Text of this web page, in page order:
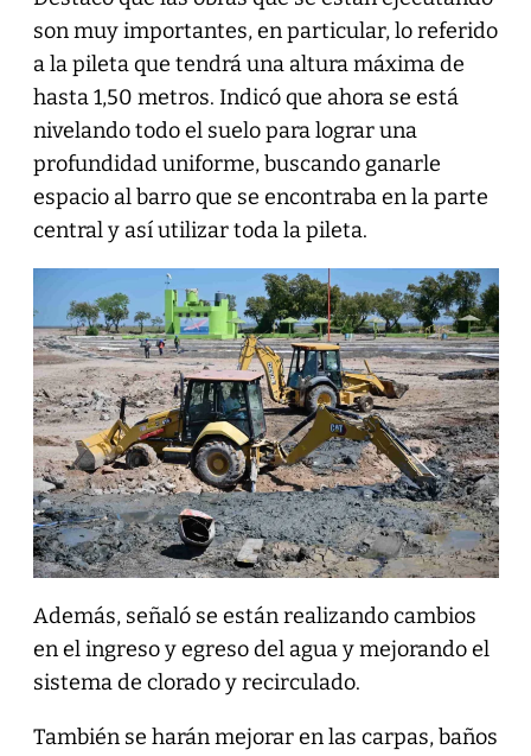
son muy importantes, en particular, lo referido
a la pileta que tendrá una altura máxima de
hasta 1,50 metros. Indicó que ahora se está
nivelando todo el suelo para lograr una
profundidad uniforme, buscando ganarle
espacio al barro que se encontraba en la parte
central y así utilizar toda la pileta.
Además, señaló se están realizando cambios
en el ingreso y egreso del agua y mejorando el
sistema de clorado y recirculado.
También se harán mejorar en las carpas, baños